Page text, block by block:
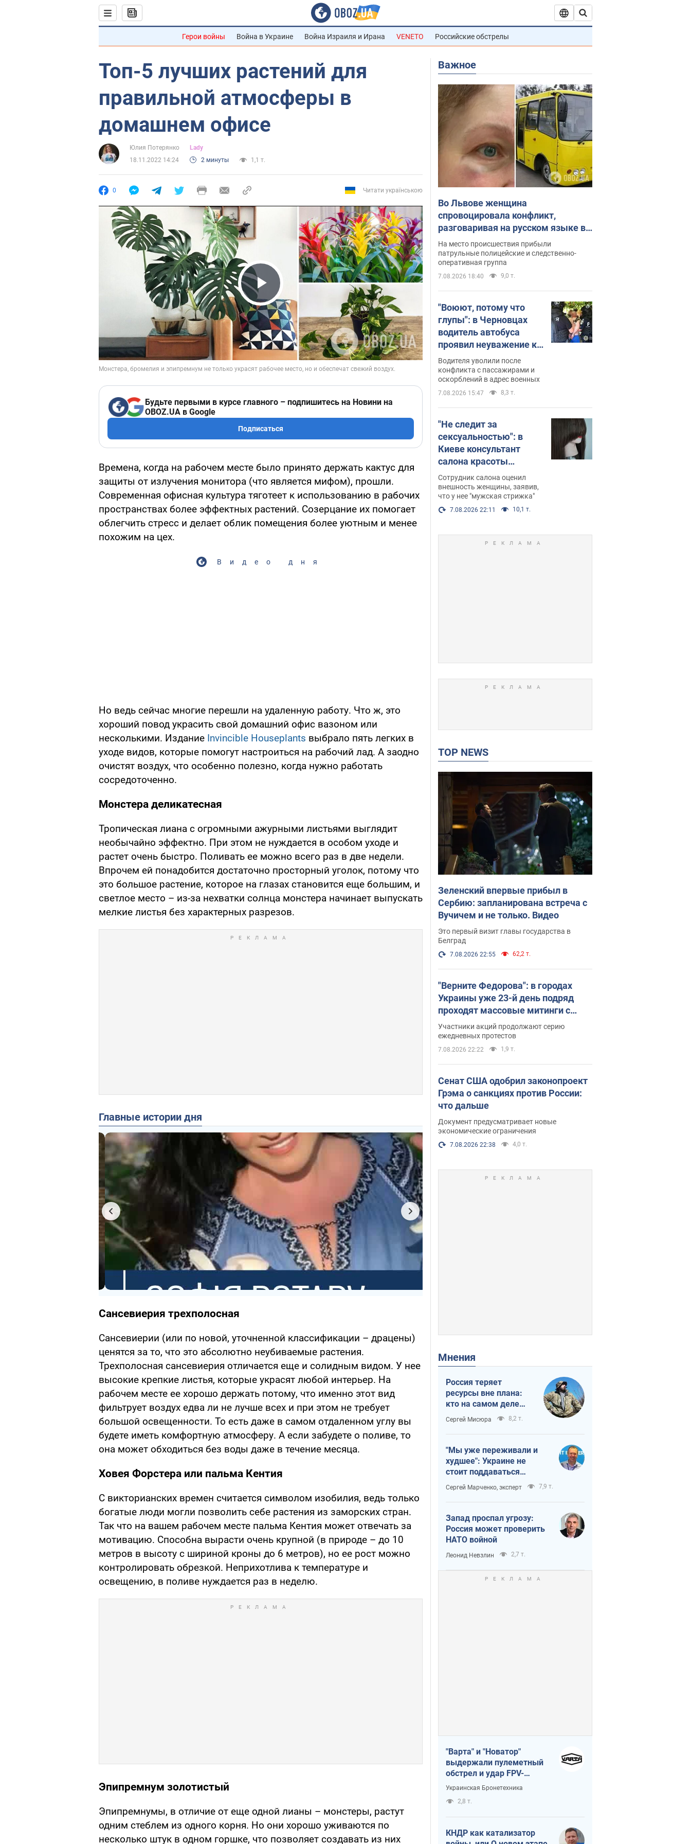
Герои войны Война в Украине Война Израиля и Ирана VENETO Российские обстрелы
Топ-5 лучших растений для
правильной атмосферы в
домашнем офисе
Юлия Потерянко
Lady
18.11.2022 14:24
2 минуты 1,1 т.
0 Читати українською
Play Video
Будьте первыми в курсе главного – подпишитесь на Новини на
OBOZ.UA в Google
Подписаться
Времена, когда на рабочем месте было принято держать кактус для
защиты от излучения монитора (что является мифом), прошли.
Современная офисная культура тяготеет к использованию в рабочих
пространствах более эффектных растений. Созерцание их помогает
облегчить стресс и делает облик помещения более уютным и менее
похожим на цех.
Видео дня
Но ведь сейчас многие перешли на удаленную работу. Что ж, это
хороший повод украсить свой домашний офис вазоном или
несколькими. Издание Invincible Houseplants выбрало пять легких в
уходе видов, которые помогут настроиться на рабочий лад. А заодно
очистят воздух, что особенно полезно, когда нужно работать
сосредоточенно.
Монстера деликатесная
Тропическая лиана с огромными ажурными листьями выглядит
необычайно эффектно. При этом не нуждается в особом уходе и
растет очень быстро. Поливать ее можно всего раз в две недели.
Впрочем ей понадобится достаточно просторный уголок, потому что
это большое растение, которое на глазах становится еще большим, и
светлое место – из-за нехватки солнца монстера начинает выпускать
мелкие листья без характерных разрезов.
Главные истории дня
Сансевиерия трехполосная
Сансевиерии (или по новой, уточненной классификации – драцены)
ценятся за то, что это абсолютно неубиваемые растения.
Трехполосная сансевиерия отличается еще и солидным видом. У нее
высокие крепкие листья, которые украсят любой интерьер. На
рабочем месте ее хорошо держать потому, что именно этот вид
фильтрует воздух едва ли не лучше всех и при этом не требует
большой освещенности. То есть даже в самом отдаленном углу вы
будете иметь комфортную атмосферу. А если забудете о поливе, то
она может обходиться без воды даже в течение месяца.
Ховея Форстера или пальма Кентия
С викторианских времен считается символом изобилия, ведь только
богатые люди могли позволить себе растения из заморских стран.
Так что на вашем рабочем месте пальма Кентия может отвечать за
мотивацию. Способна вырасти очень крупной (в природе – до 10
метров в высоту с шириной кроны до 6 метров), но ее рост можно
контролировать обрезкой. Неприхотлива к температуре и
освещению, в поливе нуждается раз в неделю.
Эпипремнум золотистый
Эпипремнумы, в отличие от еще одной лианы – монстеры, растут
одним стеблем из одного корня. Но они хорошо уживаются по
несколько штук в одном горшке, что позволяет создавать из них
Важное
Во Львове женщина
спровоцировала конфликт,
разговаривая на русском языке в
маршрутке: полиция составила
административный протокол.
Видео
На место происшествия прибыли
патрульные полицейские и следственно-
оперативная группа
7.08.2026 18:40 9,0 т.
"Воюют, потому что
глупы": в Черновцах
водитель автобуса
проявил неуважение к
украинским военным и
поплатился за это.
Видео
Водителя уволили после
конфликта с пассажирами и
оскорблений в адрес военных
7.08.2026 15:47 8,3 т.
"Не следит за
сексуальностью": в
Киеве консультант
салона красоты
оскорбил женщину
после химиотерапии,
разгорелся скандал.
Фото
Сотрудник салона оценил
внешность женщины, заявив,
что у нее "мужская стрижка"
7.08.2026 22:11 10,1 т.
TOP NEWS
Зеленский впервые прибыл в
Сербию: запланирована встреча с
Вучичем и не только. Видео
Это первый визит главы государства в
Белград
7.08.2026 22:55 62,2 т.
"Верните Федорова": в городах
Украины уже 23-й день подряд
проходят массовые митинги с
плакатами. Фото и видео
Участники акций продолжают серию
ежедневных протестов
7.08.2026 22:22 1,9 т.
Сенат США одобрил законопроект
Грэма о санкциях против России:
что дальше
Документ предусматривает новые
экономические ограничения
7.08.2026 22:38 4,0 т.
Мнения
Россия теряет
ресурсы вне плана:
кто на самом деле
диктует темп войны
Сергей Мисюра 8,2 т.
"Мы уже переживали и
худшее": Украине не
стоит поддаваться
отчаянию из-за
ракетного террора
Сергей Марченко, эксперт 7,9 т.
Запад проспал угрозу:
Россия может проверить
НАТО войной
Леонид Невзлин 2,7 т.
"Варта" и "Новатор"
выдержали пулеметный
обстрел и удар FPV-
дрона, сохранив жизнь
Украинская Бронетехника
2,8 т.
КНДР как катализатор